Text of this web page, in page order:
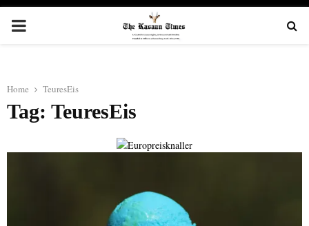
PRIMARY
Home TeuresEis
Tag: TeuresEis